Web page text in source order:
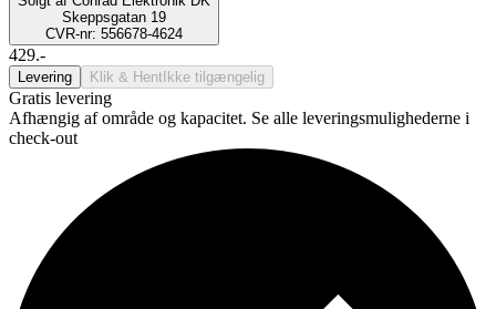
Skeppsgatan 19
CVR-nr: 556678-4624
429.-
Levering Klik & Hent Ikke tilgængelig
Gratis levering
Afhængig af område og kapacitet. Se alle leveringsmulighederne i
check-out